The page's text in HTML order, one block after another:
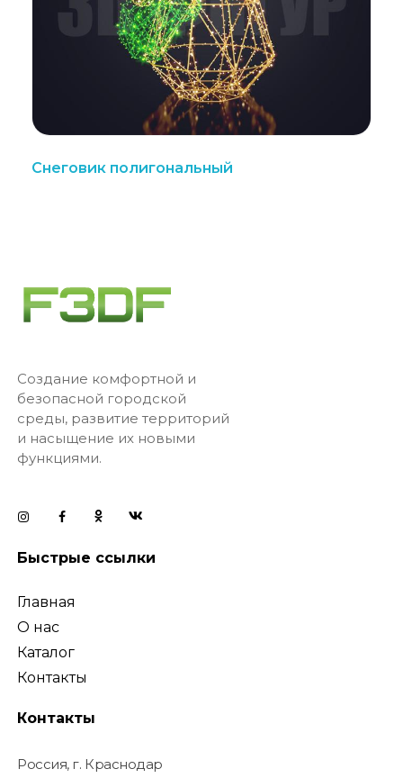
Снеговик полигональный
Создание комфортной и
безопасной городской
среды, развитие территорий
и насыщение их новыми
функциями.
Быстрые ссылки
Главная
О нас
Каталог
Контакты
Контакты
Россия, г. Краснодар